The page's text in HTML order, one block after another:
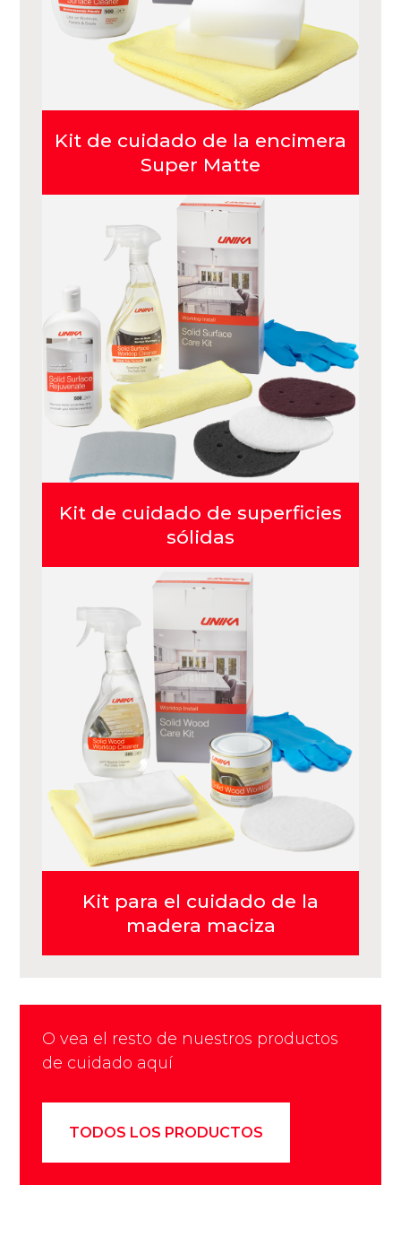
Kit de cuidado de la encimera
Super Matte
Kit de cuidado de superficies
sólidas
Kit para el cuidado de la
madera maciza
O vea el resto de nuestros productos
de cuidado aquí
TODOS LOS PRODUCTOS